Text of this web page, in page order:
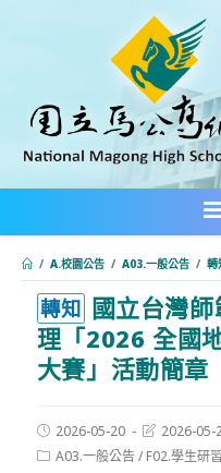
內
/ A.校園公告 / A03.一般公告 / 轉
轉知 國立台灣
理「2026 全國
大賽」活動簡章
Post
published:
2026-05-20
Post
modified:
2026-05-
PostA03.一般公告/ F02.學生研